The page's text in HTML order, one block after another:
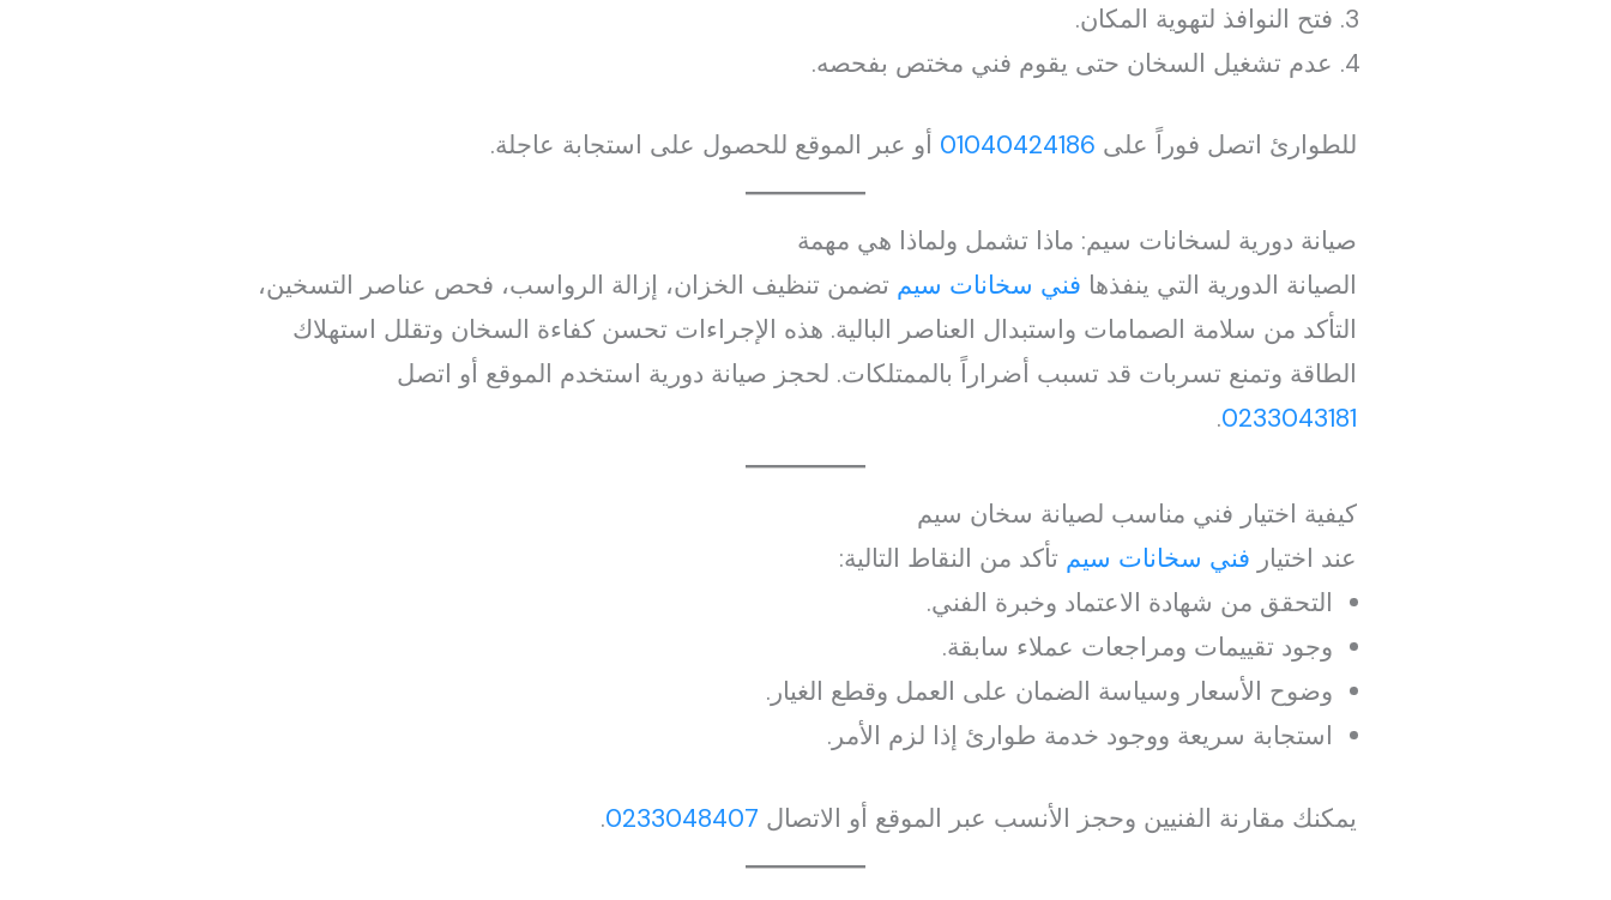
فتح النوافذ لتهوية المكان.
عدم تشغيل السخان حتى يقوم فني مختص بفحصه.
للطوارئ اتصل فوراً على 01040424186 أو عبر الموقع للحصول على استجابة عاجلة.
صيانة دورية لسخانات سيم: ماذا تشمل ولماذا هي مهمة
الصيانة الدورية التي ينفذها فني سخانات سيم تضمن تنظيف الخزان، إزالة الرواسب، فحص عناصر التسخين،
التأكد من سلامة الصمامات واستبدال العناصر البالية. هذه الإجراءات تحسن كفاءة السخان وتقلل استهلاك
الطاقة وتمنع تسربات قد تسبب أضراراً بالممتلكات. لحجز صيانة دورية استخدم الموقع أو اتصل
0233043181
.
كيفية اختيار فني مناسب لصيانة سخان سيم
عند اختيار فني سخانات سيم تأكد من النقاط التالية:
التحقق من شهادة الاعتماد وخبرة الفني.
وجود تقييمات ومراجعات عملاء سابقة.
وضوح الأسعار وسياسة الضمان على العمل وقطع الغيار.
استجابة سريعة ووجود خدمة طوارئ إذا لزم الأمر.
يمكنك مقارنة الفنيين وحجز الأنسب عبر الموقع أو الاتصال 0233048407
.